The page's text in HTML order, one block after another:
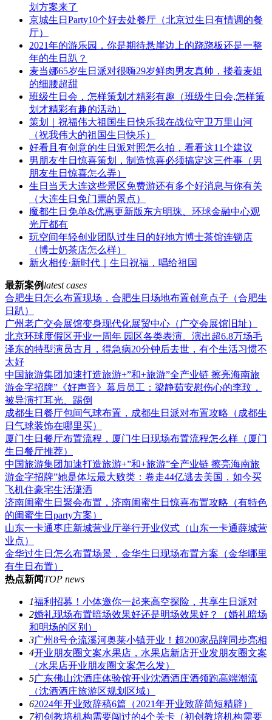
划方案来了
京城生日Party10个好去处餐厅（北京过生日有情调的餐
厅）
2021年的游乐园，你是期待悬崖边上的跷跷板还是一整
年的生日趴？
麦当娜65岁生日派对很嗨29岁鲜肉男友真帅，搂着麦姐
的细腰超甜
班级生日会，怎样策划才精彩有趣（班级生日会,怎样策
划才精彩有趣的活动）
策划｜祝福伟大祖国生日快乐我在战位守卫万里山河
（祝我伟大的祖国生日快乐）
好看且有创意的生日派对照怎么拍，看看这11个建议
男朋友生日惊喜策划，制造惊喜必须搞定这三件事（男
朋友生日惊喜怎么弄）
生日当天大连这些景区免费游还有多个好消息与你有关
（大连生日免门票的景点）
魔都生日免单&优惠更新版东方明珠、环球金融中心观
光厅都有
玩空间年轻创业团队过生日的好地方博士茶馆连锁店
（博士奶茶店怎么样）
新火相传·新时代｜生日祝福，唱给祖国
最新案例 latest cases
合肥生日怎么布置现场，合肥生日场地布置创意点子（合肥生
日趴）
广州老广交会展馆变身现代化展贸中心（广交会展馆旧址）
北京环球度假区开业一周年 园区各类表演、演出超6.8万场毛
泽东的特型演员古月，得急病20分钟后去世，有个生活习惯不
太好
中国旅游集团加速打造旅游+”和+旅游”全产业链 擦亮海南旅
游金字招牌”《好声音》幕后员工：梁静茹安慰伤心的李玟，
被导演打耳光、踢倒
成都生日餐厅包间气球布置，成都生日派对布置攻略（成都生
日气球装饰在哪里买）
厦门生日餐厅布置流程，厦门生日现场布置流程怎么样（厦门
生日餐厅推荐）
中国旅游集团加速打造旅游+”和+旅游”全产业链 擦亮海南旅
游金字招牌”她是体坛最大败类：卷走44亿逃去美国，如今买
飞机住豪宅生活潇洒
济南闺蜜生日聚会布置，济南闺蜜生日惊喜布置攻略（有特色
的闺蜜生日party方案）
山东一卡通枣庄新城营业厅举行开业仪式（山东一卡通薛城营
业点）
金华过生日怎么布置场景，金华生日现场布置方案（金华哪里
有生日布置）
热点新闻TOP news
1福利招募！小体邀你一起来高空探险，共享生日派对
2婚礼现场布置暗场效果好还是明场效果好？（婚礼暗场
和明场的区别）
3广州8号仓流溪河奥莱小镇开业！超200家品牌同步亮相
4开业朋友圈文案水果店，水果店新店开业发朋友圈文案
（水果店开业朋友圈文案怎么发）
5广东佛山沈酒庄体验馆开业沈酒酒庄酒领跑高端潮流
（沈酒酒庄旅游区规划区域）
62024年开业致辞稿6篇（2021年开业致辞简短精辟）
7初创教培机构需要闯过的4个关卡（初创教培机构需要